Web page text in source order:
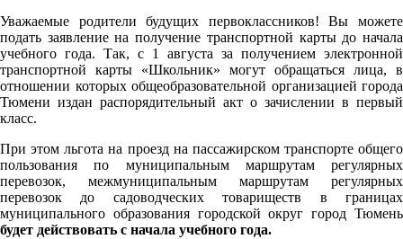
Уважаемые родители будущих первоклассников! Вы можете
подать заявление на получение транспортной карты до начала
учебного года. Так, с 1 августа за получением электронной
транспортной карты «Школьник» могут обращаться лица, в
отношении которых общеобразовательной организацией города
Тюмени издан распорядительный акт о зачислении в первый
класс.
При этом льгота на проезд на пассажирском транспорте общего
пользования по муниципальным маршрутам регулярных
перевозок, межмуниципальным маршрутам регулярных
перевозок до садоводческих товариществ в границах
муниципального образования городской округ город Тюмень
будет действовать с начала учебного года.